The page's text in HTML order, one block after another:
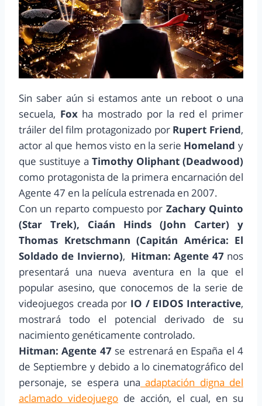
Sin saber aún si estamos ante un reboot o una
secuela, Foxha mostrado por la red el primer
tráiler del film protagonizado por Rupert Friend,
actor al que hemos visto en la serie Homelandy
que sustituye a Timothy Oliphant (Deadwood)
como protagonista de la primera encarnación del
Agente 47 en la película estrenada en 2007.
Con un reparto compuesto por Zachary Quinto
(Star Trek), Ciaán Hinds (John Carter) y
Thomas Kretschmann (Capitán América: El
Soldado de Invierno), Hitman: Agente 47nos
presentará una nueva aventura en la que el
popular asesino, que conocemos de la serie de
videojuegos creada por IO / EIDOS Interactive,
mostrará todo el potencial derivado de su
nacimiento genéticamente controlado.
Hitman: Agente 47 se estrenará en España el 4
de Septiembre y debido a lo cinematográfico del
personaje, se espera una adaptación digna del
aclamado videojuego de acción, el cual, en su